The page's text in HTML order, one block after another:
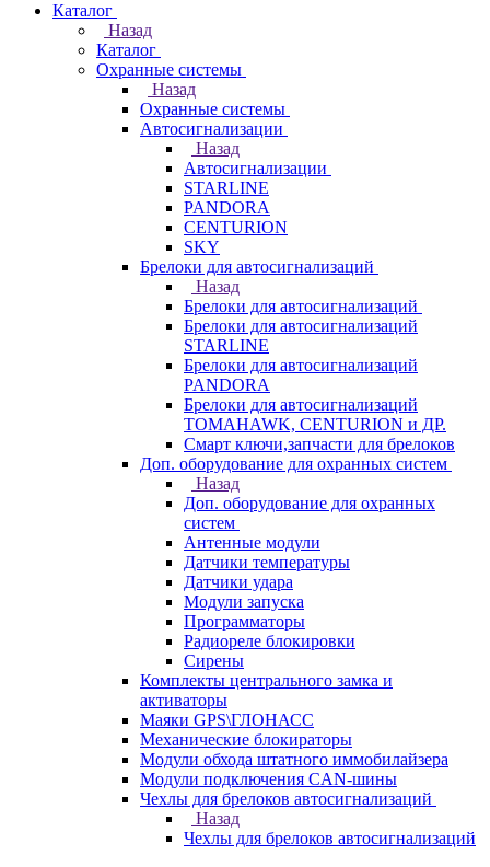
Каталог
Назад
Каталог
Охранные системы
Назад
Охранные системы
Автосигнализации
Назад
Автосигнализации
STARLINE
PANDORA
CENTURION
SKY
Брелоки для автосигнализаций
Назад
Брелоки для автосигнализаций
Брелоки для автосигнализаций
STARLINE
Брелоки для автосигнализаций
PANDORA
Брелоки для автосигнализаций
TOMAHAWK, CENTURION и ДР.
Смарт ключи,запчасти для брелоков
Доп. оборудование для охранных систем
Назад
Доп. оборудование для охранных
систем
Антенные модули
Датчики температуры
Датчики удара
Модули запуска
Программаторы
Радиореле блокировки
Сирены
Комплекты центрального замка и
активаторы
Маяки GPS\ГЛОНАСС
Механические блокираторы
Модули обхода штатного иммобилайзера
Модули подключения CAN-шины
Чехлы для брелоков автосигнализаций
Назад
Чехлы для брелоков автосигнализаций